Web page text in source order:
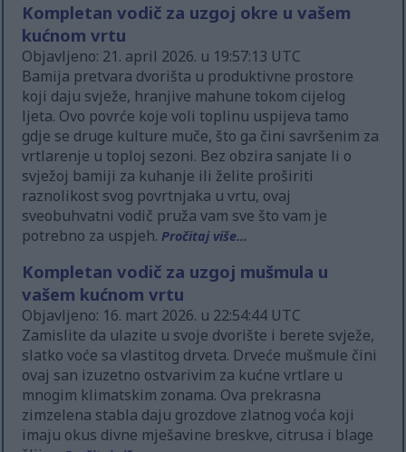
Kompletan vodič za uzgoj okre u vašem
kućnom vrtu
Objavljeno: 21. april 2026. u 19:57:13 UTC
Bamija pretvara dvorišta u produktivne prostore
koji daju svježe, hranjive mahune tokom cijelog
ljeta. Ovo povrće koje voli toplinu uspijeva tamo
gdje se druge kulture muče, što ga čini savršenim za
vrtlarenje u toploj sezoni. Bez obzira sanjate li o
svježoj bamiji za kuhanje ili želite proširiti
raznolikost svog povrtnjaka u vrtu, ovaj
sveobuhvatni vodič pruža vam sve što vam je
potrebno za uspjeh.Pročitaj više...
Kompletan vodič za uzgoj mušmula u
vašem kućnom vrtu
Objavljeno: 16. mart 2026. u 22:54:44 UTC
Zamislite da ulazite u svoje dvorište i berete svježe,
slatko voće sa vlastitog drveta. Drveće mušmule čini
ovaj san izuzetno ostvarivim za kućne vrtlare u
mnogim klimatskim zonama. Ova prekrasna
zimzelena stabla daju grozdove zlatnog voća koji
imaju okus divne mješavine breskve, citrusa i blage